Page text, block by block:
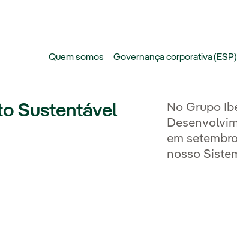
Quem somos Governança corporativa (ESP)
Sustentável
No Grupo
em
nosso